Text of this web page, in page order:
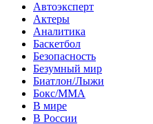
Автоэксперт
Актеры
Аналитика
Баскетбол
Безопасность
Безумный мир
Биатлон/Лыжи
Бокс/MMA
В мире
В России